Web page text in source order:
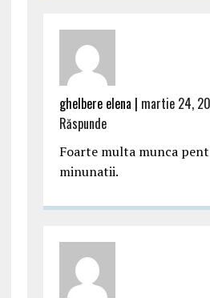
ghelbere elena | martie 24,
Răspunde
Foarte multa munca
minunatii.